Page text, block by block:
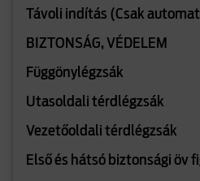
Távoli indítás (Csak
BIZTONSÁG, VÉDELEM
Függönylégzsák
Utasoldali térdlégzsák
Vezetőoldali térdlégzsák
Első és hátsó biztonsági öv